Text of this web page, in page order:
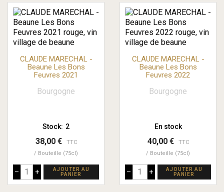
CLAUDE MARECHAL -
Beaune Les Bons
Feuvres 2021
Bourgogne
Stock: 2
38,00 €
TTC
Bouteille (75cl)
– +
AJOUTER AU
PANIER
CLAUDE MARECHAL -
Beaune Les Bons
Feuvres 2022
Bourgogne
En stock
40,00 €
TTC
Bouteille (75cl)
– +
AJOUTER AU
PANIER